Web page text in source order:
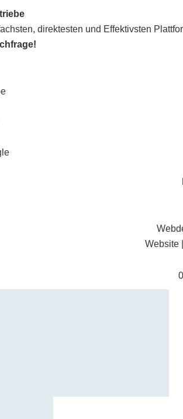
direktesten und Effektivsten
Website